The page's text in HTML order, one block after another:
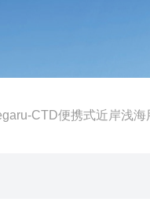
CTD便携式近岸浅海